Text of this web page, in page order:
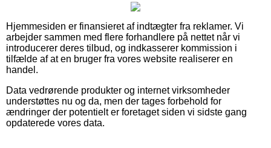
Hjemmesiden er finansieret af indtægter fra reklamer. Vi
arbejder sammen med flere forhandlere på nettet når vi
introducerer deres tilbud, og indkasserer kommission i
tilfælde af at en bruger fra vores website realiserer en
handel.
Data vedrørende produkter og internet virksomheder
understøttes nu og da, men der tages forbehold for
ændringer der potentielt er foretaget siden vi sidste gang
opdaterede vores data.